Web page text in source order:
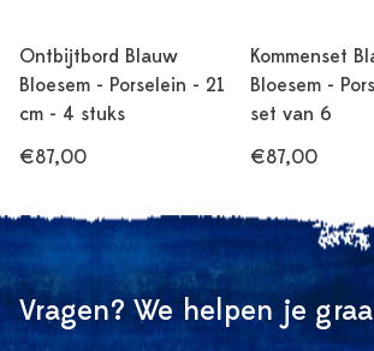
Ontbijtbord Blauw
Bloesem - Porselein - 21
cm - 4 stuks
€87,00
Kommenset
Bloesem -
set van 6
€87,00
Vragen? We helpen je